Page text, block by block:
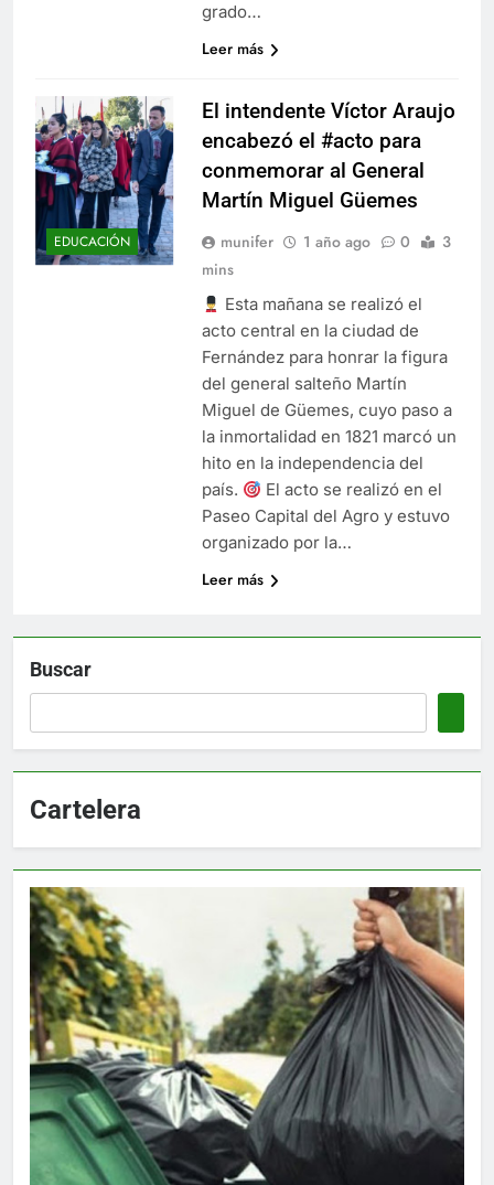
grado…
Leer más
EDUCACIÓN
El intendente Víctor Araujo
encabezó el #acto para
conmemorar al General
Martín Miguel Güemes
munifer 1 año ago 0
3
mins
Esta mañana se realizó el
acto central en la ciudad de
Fernández para honrar la figura
del general salteño Martín
Miguel de Güemes, cuyo paso a
la inmortalidad en 1821 marcó un
hito en la independencia del
país.
El acto se realizó en el
Paseo Capital del Agro y estuvo
organizado por la…
Leer más
Buscar
Cartelera